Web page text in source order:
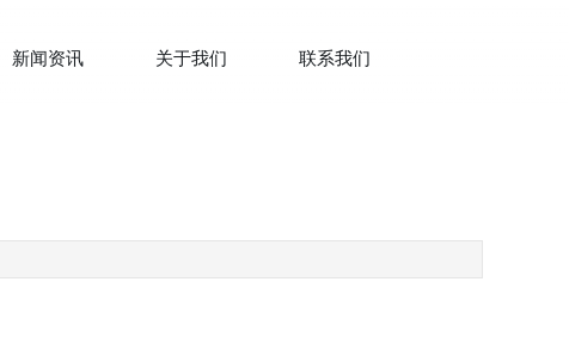
新闻资讯 关于我们 联系我们